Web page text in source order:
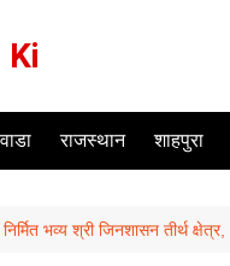
Ki
राजस्थान शाहपुरा
भव्य श्री जिनशासन तीर्थ